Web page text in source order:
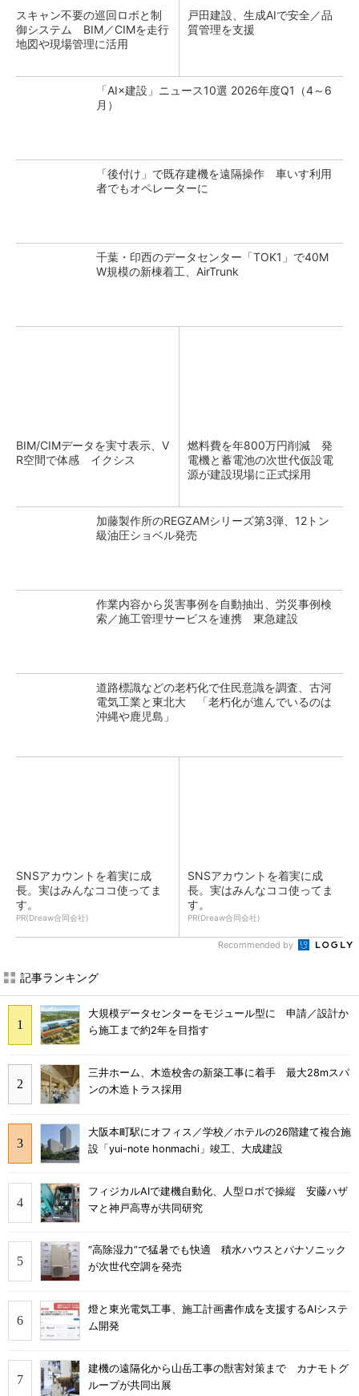
スキャン不要の巡回ロボと制
御システム BIM／CIMを走行
地図や現場管理に活用
戸田建設、生成AIで安全／品
質管理を支援
「AI×建設」ニュース10選 2026年度Q1（4～6
月）
「後付け」で既存建機を遠隔操作 車いす利用
者でもオペレーターに
千葉・印西のデータセンター「TOK1」で40M
W規模の新棟着工、AirTrunk
BIM/CIMデータを実寸表示、V
R空間で体感 イクシス
燃料費を年800万円削減 発
電機と蓄電池の次世代仮設電
源が建設現場に正式採用
加藤製作所のREGZAMシリーズ第3弾、12トン
級油圧ショベル発売
作業内容から災害事例を自動抽出、労災事例検
索／施工管理サービスを連携 東急建設
道路標識などの老朽化で住民意識を調査、古河
電気工業と東北大 「老朽化が進んでいるのは
沖縄や鹿児島」
SNSアカウントを着実に成
長。実はみんなココ使ってま
す。
PR(Dreaw合同会社)
SNSアカウントを着実に成
長。実はみんなココ使ってま
す。
PR(Dreaw合同会社)
Recommended by
記事ランキング
大規模データセンターをモジュール型に 申請／設計か
ら施工まで約2年を目指す
三井ホーム、木造校舎の新築工事に着手 最大28mスパ
ンの木造トラス採用
大阪本町駅にオフィス／学校／ホテルの26階建て複合施
設「yui-note honmachi」竣工、大成建設
フィジカルAIで建機自動化、人型ロボで操縦 安藤ハザ
マと神戸高専が共同研究
“高除湿力”で猛暑でも快適 積水ハウスとパナソニック
が次世代空調を発売
燈と東光電気工事、施工計画書作成を支援するAIシステ
ム開発
建機の遠隔化から山岳工事の獣害対策まで カナモトグ
ループが共同出展